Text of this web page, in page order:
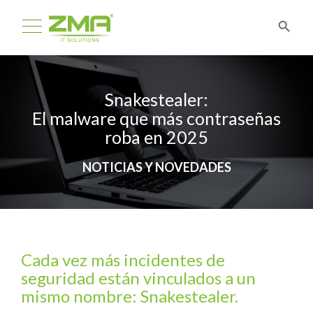
Snakestealer:
El malware que más contraseñas
roba en 2025
NOTICIAS Y NOVEDADES
Cada vez más incidentes de
seguridad están vinculados a un
mismo nombre: Snakestealer.